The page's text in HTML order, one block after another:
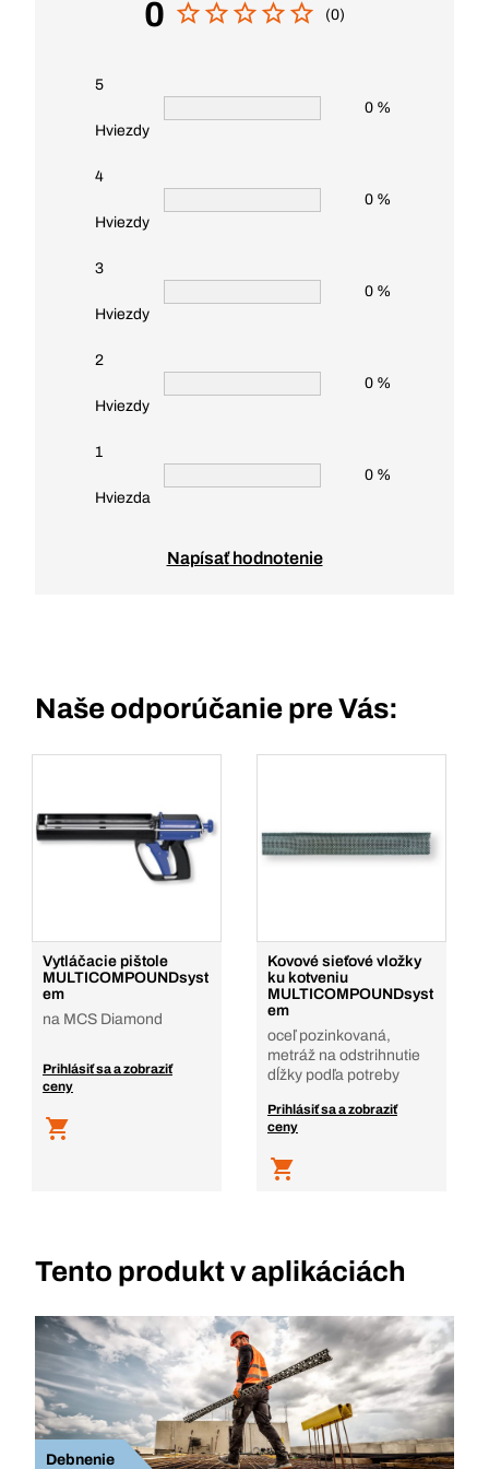
0 (0)
5
Hviezdy
0 %
4
Hviezdy
0 %
3
Hviezdy
0 %
2
Hviezdy
0 %
1
Hviezda
0 %
Napísať hodnotenie
Naše odporúčanie pre Vás:
Vytláčacie pištole
MULTICOMPOUNDsyst
em
na MCS Diamond
Prihlásiť sa a zobraziť
ceny
Kovové sieťové vložky
ku kotveniu
MULTICOMPOUNDsyst
em
oceľ pozinkovaná,
metráž na odstrihnutie
dĺžky podľa potreby
Prihlásiť sa a zobraziť
ceny
Tento produkt v aplikáciách
Debnenie